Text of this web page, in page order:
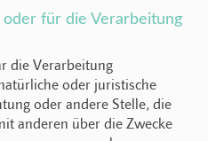
für die Verarbeitung
die Verarbeitung
oder juristische
oder andere Stelle, die
anderen über die Zwecke